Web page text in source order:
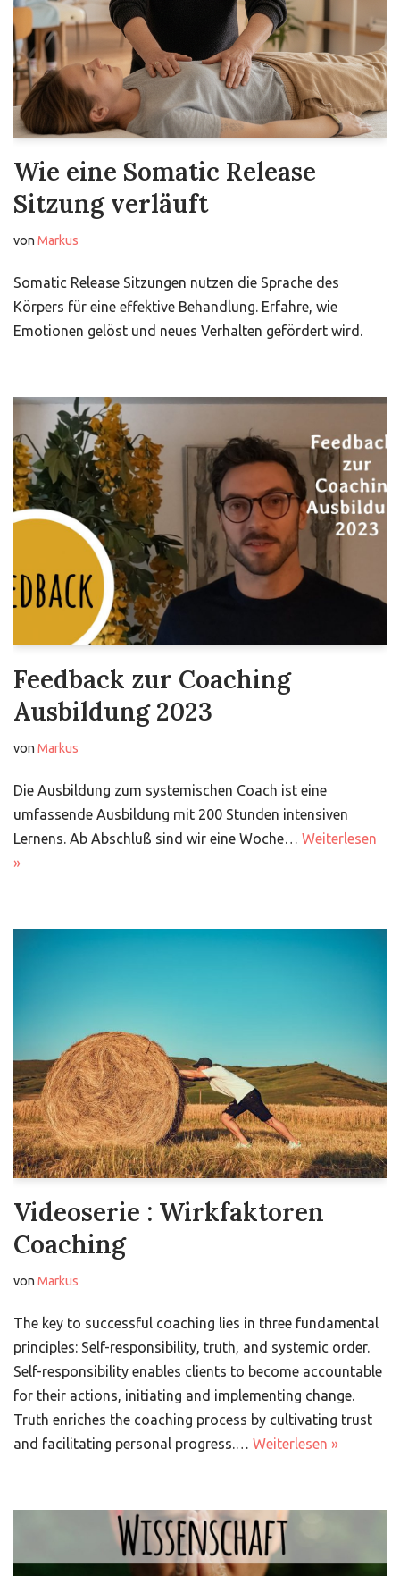
Wie eine Somatic Release
Sitzung verläuft
von Markus
Somatic Release Sitzungen nutzen die Sprache des
Körpers für eine effektive Behandlung. Erfahre, wie
Emotionen gelöst und neues Verhalten gefördert wird.
Feedback zur Coaching
Ausbildung 2023
von Markus
Die Ausbildung zum systemischen Coach ist eine
umfassende Ausbildung mit 200 Stunden intensiven
Lernens. Ab Abschluß sind wir eine Woche… Weiterlesen
»
Videoserie : Wirkfaktoren
Coaching
von Markus
The key to successful coaching lies in three fundamental
principles: Self-responsibility, truth, and systemic order.
Self-responsibility enables clients to become accountable
for their actions, initiating and implementing change.
Truth enriches the coaching process by cultivating trust
and facilitating personal progress.… Weiterlesen »